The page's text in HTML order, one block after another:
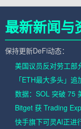
最新新闻与
保持更新DeFi动态：
美国议员反对劳工部
「ETH最大多头」
数据：SOL 突破 75
Bitget 获 Trading
快手旗下可灵AI正进